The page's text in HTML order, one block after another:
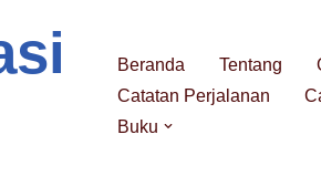
Beranda Tentang
Catatan Perjalanan
Buku